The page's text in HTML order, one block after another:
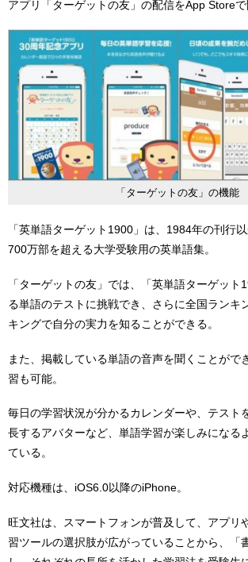
アプリ「ターゲットの友」の配信をApp Storeで
「ターゲットの友」の機能
「英単語ターゲット1900」は、1984年の刊行
700万部を超える大学受験用の英単語集。
「ターゲットの友」では、「英単語ターゲット
る単語のテストに挑戦でき、さらに全国ランキ
キングで自分の実力を知ることができる。
また、掲載している単語の音声を聞くことがで
習も可能。
毎日の学習状況が分かるカレンダーや、テスト
長するアバターなど、単語学習が楽しみになる
ている。
対応機種は、iOS6.0以降のiPhone。
旺文社は、スマートフォンが普及して、アプリ
習ツールの選択肢が広がっていることから、「